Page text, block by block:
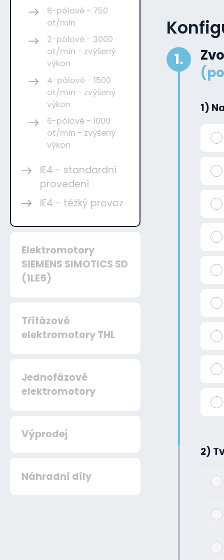
8-pólové - 750
ot/min
2-pólové - 3000
ot/min - zvýšený
výkon
4-pólové - 1500
ot/min - zvýšený
výkon
6-pólové - 1000
ot/min - zvýšený
výkon
IE4 - standardní
provedení
IE4 - těžký provoz
Elektromotory
SIEMENS SIMOTICS SD
(1LE5)
Třífázové
elektromotory THL
Jednofázové
elektromotory
Výprodej
Náhradní díly
1.
1)
2)